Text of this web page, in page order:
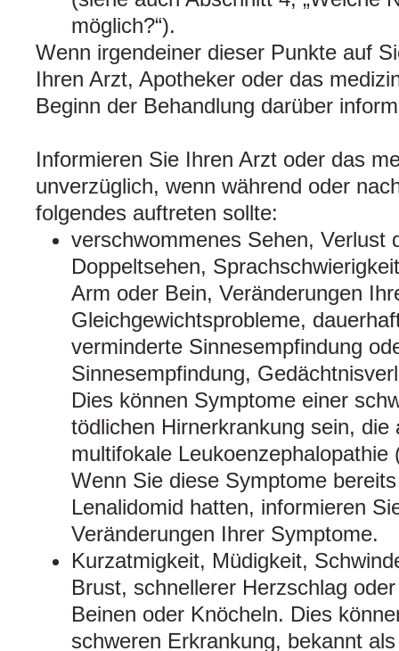
möglich?“).
Wenn irgendeiner dieser Punkte auf
Ihren Arzt, Apotheker oder das
Beginn der Behandlung darüber
Informieren Sie Ihren Arzt oder das
unverzüglich, wenn während oder
folgendes auftreten sollte:
verschwommenes Sehen, Verlust
Doppeltsehen,
Arm oder Bein, Veränderungen
Gleichgewichtsprobleme,
verminderte Sinnesempfindung
Sinnesempfindung,
Dies können Symptome einer
tödlichen Hirnerkrankung sein, die
multifokale
Wenn Sie diese Symptome
Lenalidomid hatten, informieren
Veränderungen Ihrer Symptome.
Kurzatmigkeit, Müdigkeit,
Brust, schnellerer Herzschlag
Beinen oder Knöcheln. Dies
schweren Erkrankung, bekannt